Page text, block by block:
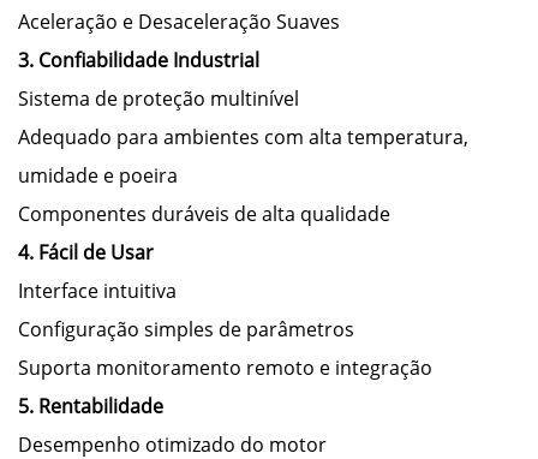
Aceleração e Desaceleração Suaves
3. Confiabilidade Industrial
Sistema de proteção multinível
Adequado para ambientes com alta temperatura,
umidade e poeira
Componentes duráveis de alta qualidade
4. Fácil de Usar
Interface intuitiva
Configuração simples de parâmetros
Suporta monitoramento remoto e integração
5. Rentabilidade
Desempenho otimizado do motor